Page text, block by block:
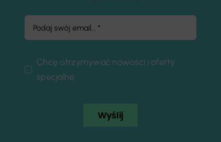
Chcę otrzymywać nowości i oferty
specjalne
Wyślij